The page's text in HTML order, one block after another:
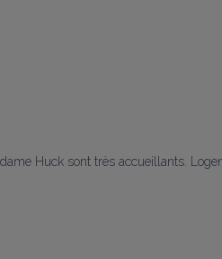
Huck sont très accueillants.